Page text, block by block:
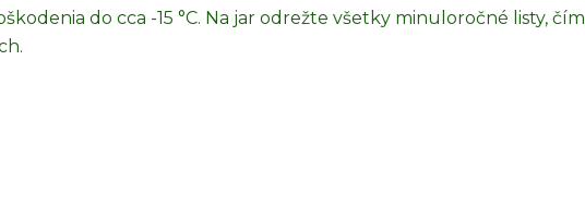
do cca -15 °C. Na jar odrežte všetky minuloročné listy, čím